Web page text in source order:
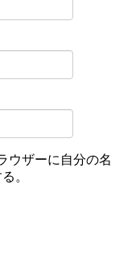
ウザーに自分の名
。